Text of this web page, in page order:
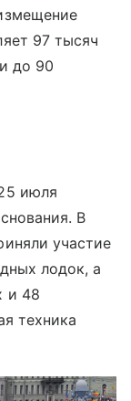
97 тысяч
до 90
июля
В
участие
лодок, а
и 48
техника